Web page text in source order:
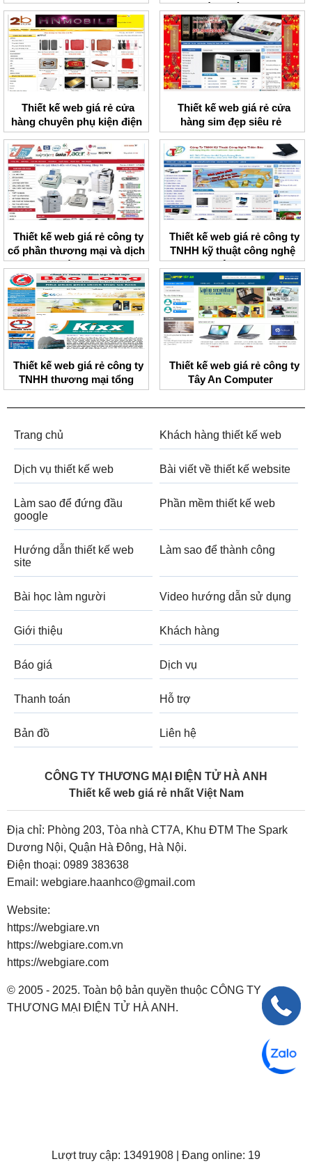
phòng Hà Nam
Thiết kế web giá rẻ cửa
hàng chuyên phụ kiện điện
thoại HNMobile
Thiết kế web giá rẻ cửa
hàng sim đẹp siêu rẻ
Thiết kế web giá rẻ công ty
cổ phần thương mại và dịch
vụ Trường Thủy
Thiết kế web giá rẻ công ty
TNHH kỹ thuật công nghệ
Thiên Bảo
Thiết kế web giá rẻ công ty
TNHH thương mại tổng
hợp Bảo Long
Thiết kế web giá rẻ công ty
Tây An Computer
Trang chủ Khách hàng thiết kế web
Dịch vụ thiết kế web Bài viết về thiết kế website
Làm sao để đứng đầu
google
Phần mềm thiết kế web
Hướng dẫn thiết kế web
site
Làm sao để thành công
Bài học làm người Video hướng dẫn sử dụng
Giới thiệu Khách hàng
Báo giá Dịch vụ
Thanh toán Hỗ trợ
Bản đồ Liên hệ
CÔNG TY THƯƠNG MẠI ĐIỆN TỬ HÀ ANH
Thiết kế web giá rẻ nhất Việt Nam
Địa chỉ: Phòng 203, Tòa nhà CT7A, Khu ĐTM The Spark
Dương Nội, Quận Hà Đông, Hà Nội.
Điện thoại: 0989 383638
Email: webgiare.haanhco@gmail.com
Website:
https://webgiare.vn
https://webgiare.com.vn
https://webgiare.com
© 2005 - 2025. Toàn bộ bản quyền thuộc CÔNG TY
THƯƠNG MẠI ĐIỆN TỬ HÀ ANH.
Lượt truy cập: 13491908 | Đang online: 19